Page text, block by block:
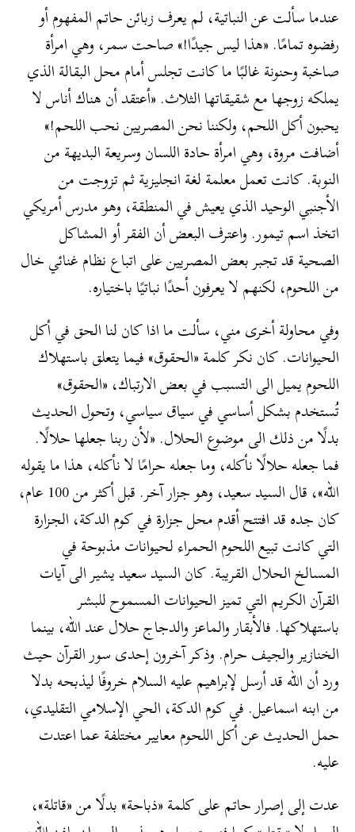
عندما سألت عن النباتية، لم يعرف زبائن حاتم المفهوم أو
رفضوه تمامًا. «هذا ليس جيدًا!» صاحت سمر، وهي امرأة
صاخبة وحنونة غالبًا ما كانت تجلس أمام محل البقالة الذي
يملكه زوجها مع شقيقاتها الثلاث. «أعتقد أن هناك أناس لا
يحبون أكل اللحم، ولكننا نحن المصريين نحب اللحم!»
أضافت مروة، وهي امرأة حادة اللسان وسريعة البديهة من
النوبة. كانت تعمل معلمة لغة انجليزية ثم تزوجت من
الأجنبي الوحيد الذي يعيش في المنطقة، وهو مدرس أمريكي
اتخذ اسم تيمور. واعترف البعض أن الفقر أو المشاكل
الصحية قد تجبر بعض المصريين على اتباع نظام غنائي خال
من اللحوم، لكنهم لا يعرفون أحدًا نباتيًا باختياره.
وفي محاولة أخرى مني، سألت ما اذا كان لنا الحق في أكل
الحيوانات. كان نكر كلمة «الحقوق» فيما يتعلق باستهلاك
اللحوم يميل الى التسبب في بعض الارتباك، «الحقوق»
تُستخدم بشكل أساسي في سياق سياسي، وتحول الحديث
بدلًا من ذلك الى موضوع الحلال. «لأن ربنا جعلها حلالًا.
فما جعله حلالًا نأكله، وما جعله حرامًا لا نأكله، هذا ما يقوله
الله»، قال السيد سعيد، وهو جزار آخر. قبل أكثر من 100 عام،
كان جده قد افتتح أقدم محل جزارة في كوم الدكة، الجزارة
التي كانت تبيع اللحوم الحمراء لحيوانات مذبوحة في
المسالخ الحلال القريبة. كان السيد سعيد يشير الى آيات
القرآن الكريم التي تميز الحيوانات المسموح للبشر
باستهلاكها. فالأبقار والماعز والدجاج حلال عند الله، بينما
الخنازير والجيف حرام. وذكر آخرون إحدى سور القرآن حيث
ورد أن الله قد أرسل لإبراهيم عليه السلام خروفًا ليذبحه بدلا
من ابنه اسماعيل. في كوم الدكة، الحي الإسلامي التقليدي،
حمل الحديث عن أكل اللحوم معايير مختلفة عما اعتدت
عليه.
عدت إلى إصرار حاتم على كلمة «ذباحة» بدلًا من «قاتلة»،